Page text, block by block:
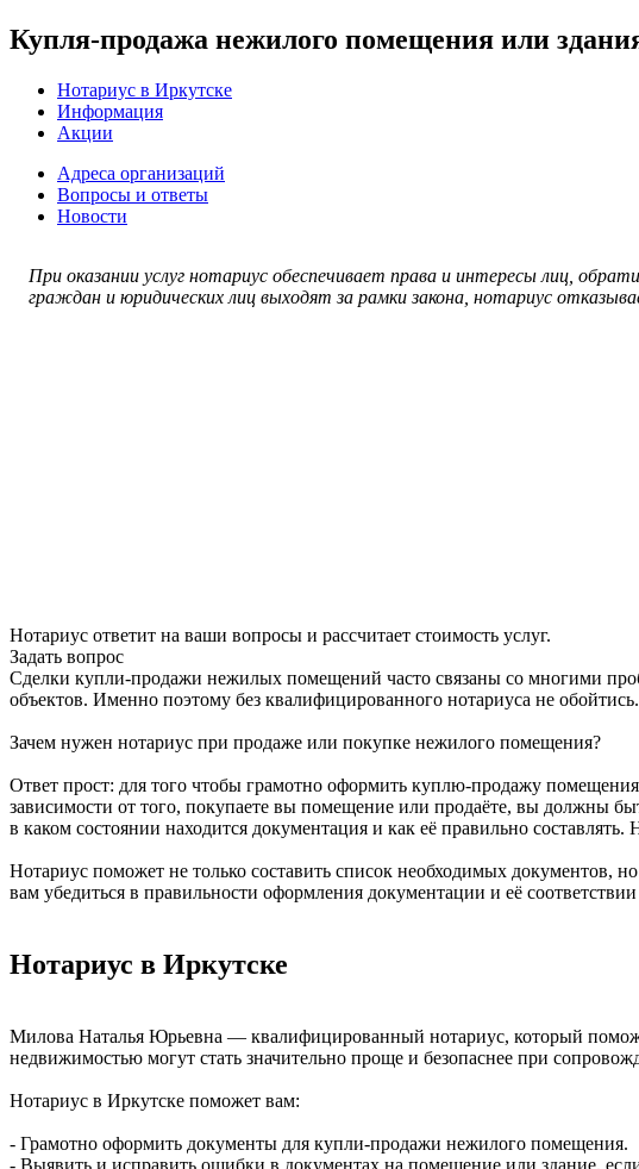
Купля-продажа нежилого помещения или
Нотариус в Иркутске
Информация
Акции
Адреса организаций
Вопросы и ответы
Новости
При оказании услуг нотариус обеспечивает права и интересы лиц,
граждан и юридических лиц выходят за рамки закона, нотариус
Нотариус ответит на ваши вопросы и рассчитает стоимость услуг.
Задать вопрос
Сделки купли-продажи нежилых помещений часто связаны со многими
объектов. Именно поэтому без квалифицированного нотариуса не обойтись.
Зачем нужен нотариус при продаже или покупке нежилого помещения?
Ответ прост: для того чтобы грамотно оформить куплю-продажу
зависимости от того, покупаете вы помещение или продаёте, вы должны
в каком состоянии находится документация и как её правильно
Нотариус поможет не только составить список необходимых документов,
вам убедиться в правильности оформления документации и её
Нотариус в Иркутске
Милова Наталья Юрьевна — квалифицированный нотариус, который
недвижимостью могут стать значительно проще и безопаснее при
Нотариус в Иркутске поможет вам:
- Грамотно оформить документы для купли-продажи нежилого помещения.
- Выявить и исправить ошибки в документах на помещение или здание,